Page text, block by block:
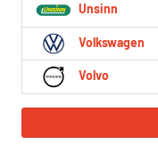
Unsinn
Volkswagen
Volvo